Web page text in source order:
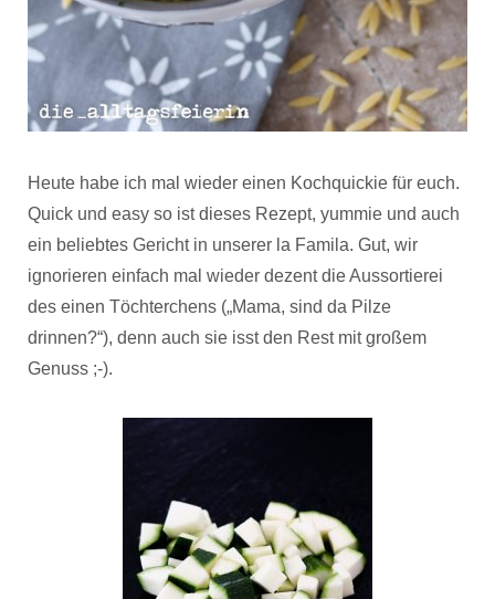
Heute habe ich mal wieder einen Kochquickie für euch.
Quick und easy so ist dieses Rezept, yummie und auch
ein beliebtes Gericht in unserer la Famila. Gut, wir
ignorieren einfach mal wieder dezent die Aussortierei
des einen Töchterchens („Mama, sind da Pilze
drinnen?“), denn auch sie isst den Rest mit großem
Genuss ;-).